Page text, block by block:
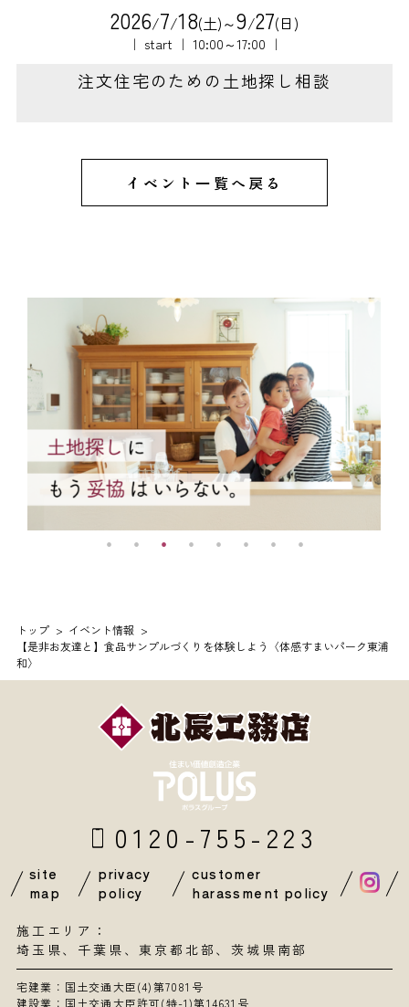
2026/7/18(土)～9/27(日)
｜ start ｜ 10:00～17:00 ｜
注文住宅のための土地探し相談
イベント一覧へ戻る
トップ
イベント情報
【是非お友達と】食品サンプルづくりを体験しよう〈体感すまいパーク東浦
和〉
0120-755-223
site
map
privacy
policy
customer
harassment policy
施工エリア：
埼玉県、 千葉県 、東京都北部、茨城県南部
宅建業：国土交通大臣(4)第7081号
建設業：国土交通大臣許可(特-1)第14631号